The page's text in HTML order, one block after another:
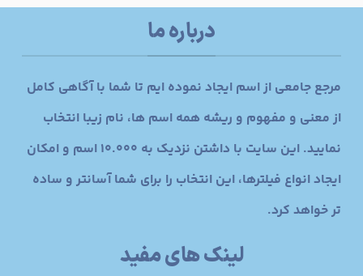
درباره ما
مرجع جامعی از اسم ایجاد نموده ایم تا شما با آگاهی کامل
از معنی و مفهوم و ریشه همه اسم ها، نام زیبا انتخاب
نمایید. این سایت با داشتن نزدیک به 10.000 اسم و امکان
ایجاد انواع فیلترها، این انتخاب را برای شما آسانتر و ساده
تر خواهد کرد.
لینک های مفید